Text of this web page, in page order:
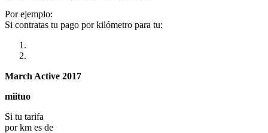
Por ejemplo:
Si contratas tu pago por kilómetro para tu:
March Active 2017
miituo
Si tu tarifa
por km es de